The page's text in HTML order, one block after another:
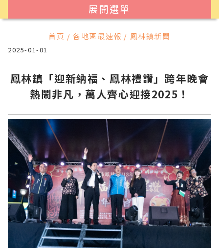
展開選單
首頁 / 各地區最速報 / 鳳林鎮新聞
2025-01-01
鳳林鎮「迎新納福、鳳林禮讚」跨年晚會
熱鬧非凡，萬人齊心迎接2025！